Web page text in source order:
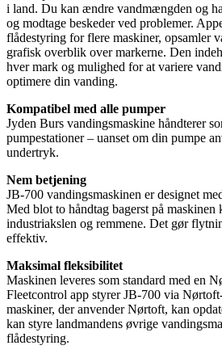
i land. Du kan ændre vandmængden og
og modtage beskeder ved problemer.
flådestyring for flere maskiner, opsamler
grafisk overblik over markerne. Den
hver mark og mulighed for at variere
optimere din vanding.
Kompatibel med alle pumper
Jyden Burs vandingsmaskine håndterer
pumpestationer – uanset om din pumpe
undertryk.
Nem betjening
JB-700 vandingsmaskinen er designet
Med blot to håndtag bagerst på maskinen
industriakslen og remmene. Det gør
effektiv.
Maksimal fleksibilitet
Maskinen leveres som standard med en
Fleetcontrol app styrer JB-700 via
maskiner, der anvender Nørtoft, kan
kan styre landmandens øvrige
flådestyring.